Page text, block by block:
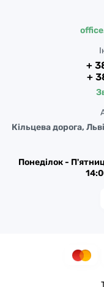
+
+
Кільцева дорога,
Понеділок -